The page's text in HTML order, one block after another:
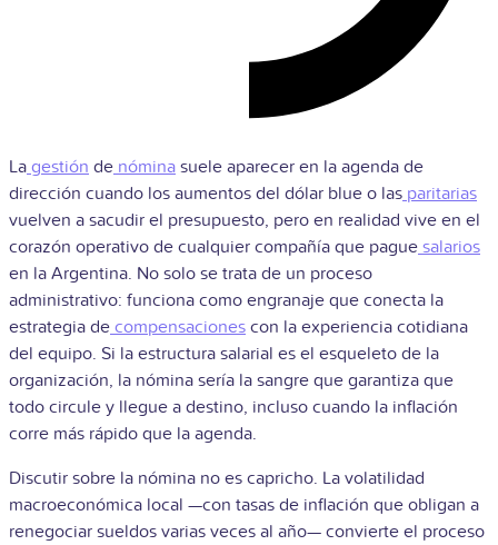
La gestión de nómina suele aparecer en la agenda de
dirección cuando los aumentos del dólar blue o las paritarias
vuelven a sacudir el presupuesto, pero en realidad vive en el
corazón operativo de cualquier compañía que pague salarios
en la Argentina. No solo se trata de un proceso
administrativo: funciona como engranaje que conecta la
estrategia de compensaciones con la experiencia cotidiana
del equipo. Si la estructura salarial es el esqueleto de la
organización, la nómina sería la sangre que garantiza que
todo circule y llegue a destino, incluso cuando la inflación
corre más rápido que la agenda.
Discutir sobre la nómina no es capricho. La volatilidad
macroeconómica local —con tasas de inflación que obligan a
renegociar sueldos varias veces al año— convierte el proceso